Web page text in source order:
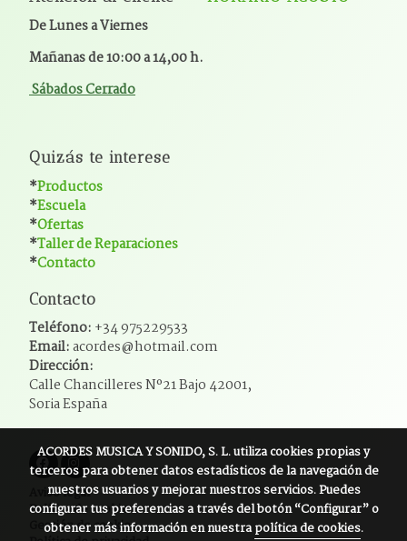
De Lunes a Viernes
Mañanas de 10:00 a 14,00 h.
Sábados Cerrado
Quizás te interese
*Productos
*Escuela
*Ofertas
*Taller de Reparaciones
*Contacto
Contacto
Teléfono: +34 975229533
Email:acordes@hotmail.com
Dirección:
Calle Chancilleres Nº21 Bajo 42001,
Soria España
Aviso legal
Política de cookies
Gestión de cookies
ACORDES MUSICA Y SONIDO, S. L.utiliza cookies propias y
terceros para obtener datos estadísticos de la navegación de
nuestros usuarios y mejorar nuestros servicios. Puedes
configurar tus preferencias a través del botón “Configurar” o
obtener más información en nuestrapolítica de cookies.